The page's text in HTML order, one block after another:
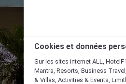
Cookies et données
Sur les sites internet ALL,
Mantra, Resorts, Business
& Villas, Activities & Events,